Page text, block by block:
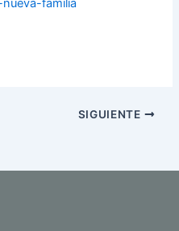
SIGUIENTE